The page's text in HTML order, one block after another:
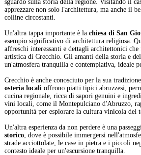
sguardo sulla storia della regione. Visitando il
apprezzare non solo l'architettura, ma anche il
colline circostanti.
Un'altra tappa importante è la chiesa di San
esempio significativo di architettura religiosa.
affreschi interessanti e dettagli architettonici
artistica di Crecchio. Gli amanti della storia e
un'atmosfera tranquilla e contemplativa, ideale
Crecchio è anche conosciuto per la sua
osteria localioffrono piatti tipici abruzzesi,
cucina regionale, ricca di sapori genuini e
vini locali, come il Montepulciano d'Abruzzo,
opportunità per esplorare la cultura vinicola del
Un'altra esperienza da non perdere è una
storico, dove è possibile immergersi
strade acciottolate, le case in pietra e i piccoli
contesto ideale per un'escursione tranquilla.